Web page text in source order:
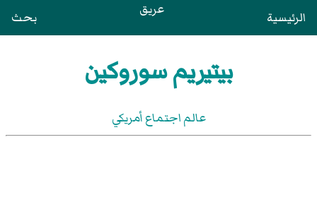
الرئيسية عريق بحث
بيتيريم سوروكين
عالم اجتماع أمريكي